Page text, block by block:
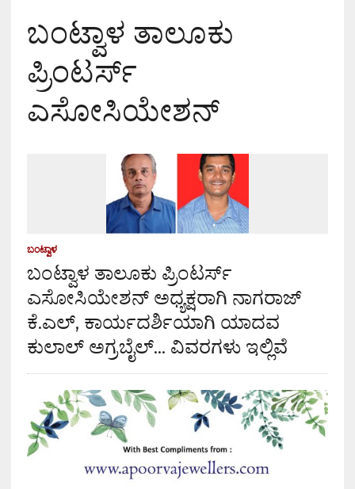
ಬಂಟ್ವಾಳ ತಾಲೂಕು
ಪ್ರಿಂಟರ್ಸ್
ಎಸೋಸಿಯೇಶನ್
ಬಂಟ್ವಾಳ
ಬಂಟ್ವಾಳ ತಾಲೂಕು ಪ್ರಿಂಟರ್ಸ್
ಎಸೋಸಿಯೇಶನ್ ಅಧ್ಯಕ್ಷರಾಗಿ ನಾಗರಾಜ್
ಕೆ.ಎಲ್, ಕಾರ್ಯದರ್ಶಿಯಾಗಿ ಯಾದವ
ಕುಲಾಲ್ ಅಗ್ರಬೈಲ್… ವಿವರಗಳು ಇಲ್ಲಿವೆ